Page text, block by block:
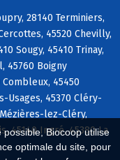
Biocoop utilise
optimale du site, pour
28140 Terminiers,
45520 Chevilly,
Sougy, 45410 Trinay,
45760 Boigny
45450
Usages, 45370 Cléry-
lez-Cléry,
45140 Ingré, 45380 La